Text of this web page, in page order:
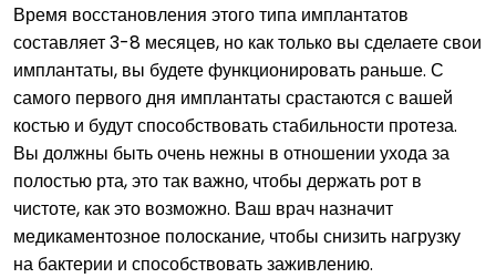
Время восстановления этого типа имплантатов
составляет 3-8 месяцев, но как только вы сделаете свои
имплантаты, вы будете функционировать раньше. С
самого первого дня имплантаты срастаются с вашей
костью и будут способствовать стабильности протеза.
Вы должны быть очень нежны в отношении ухода за
полостью рта, это так важно, чтобы держать рот в
чистоте, как это возможно. Ваш врач назначит
медикаментозное полоскание, чтобы снизить нагрузку
на бактерии и способствовать заживлению.